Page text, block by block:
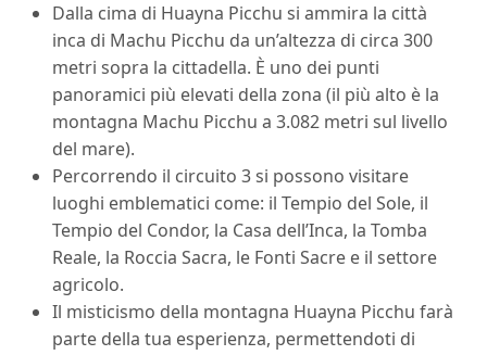
Dalla cima di Huayna Picchu si ammira la città
inca di Machu Picchu da un’altezza di circa 300
metri sopra la cittadella. È uno dei punti
panoramici più elevati della zona (il più alto è la
montagna Machu Picchu a 3.082 metri sul livello
del mare).
Percorrendo il circuito 3 si possono visitare
luoghi emblematici come: il Tempio del Sole, il
Tempio del Condor, la Casa dell’Inca, la Tomba
Reale, la Roccia Sacra, le Fonti Sacre e il settore
agricolo.
Il misticismo della montagna Huayna Picchu farà
parte della tua esperienza, permettendoti di